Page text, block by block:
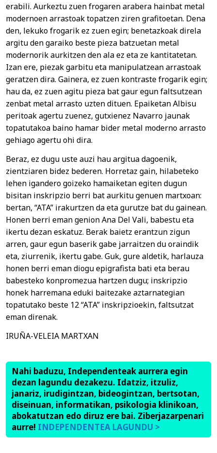
erabili. Aurkeztu zuen frogaren arabera hainbat metal
modernoen arrastoak topatzen ziren grafitoetan. Dena
den, lekuko frogarik ez zuen egin; benetazkoak direla
argitu den garaiko beste pieza batzuetan metal
modernorik aurkitzen den ala ez eta ze kantitatetan.
Izan ere, piezak garbitu eta manipulatzean arrastoak
geratzen dira. Gainera, ez zuen kontraste frogarik egin;
hau da, ez zuen agitu pieza bat gaur egun faltsutzean
zenbat metal arrasto uzten dituen. Epaiketan Albisu
peritoak agertu zuenez, gutxienez Navarro jaunak
topatutakoa baino hamar bider metal moderno arrasto
gehiago agertu ohi dira.
Beraz, ez dugu uste auzi hau argitua dagoenik,
zientziaren bidez bederen. Horretaz gain, hilabeteko
lehen igandero goizeko hamaiketan egiten dugun
bisitan inskripzio berri bat aurkitu genuen martxoan:
bertan, “ATA” irakurtzen da eta gurutze bat du gainean.
Honen berri eman genion Ana Del Vali, babestu eta
ikertu dezan eskatuz. Berak baietz erantzun zigun
arren, gaur egun baserik gabe jarraitzen du oraindik
eta, ziurrenik, ikertu gabe. Guk, gure aldetik, harlauza
honen berri eman diogu epigrafista bati eta berau
babesteko konpromezua hartzen dugu; inskripzio
honek harremana eduki baitezake aztarnategian
topatutako beste 12 “ATA” inskripzioekin, faltsutzat
eman direnak.
IRUÑA-VELEIA MARTXAN
Nahi baduzu, Independenteak aurrera egin
dezan lagundu dezakezu. Idatziz, itzuliz,
janariz, irudigintzan, bideogintzan, bertsotan,
diseinuan, informatikan, psikologia klinikoan,
abokatutzan edo diruz ere bai. Ziberjazarpenari
aurre! INDEPENDENTEA LAGUNDU >